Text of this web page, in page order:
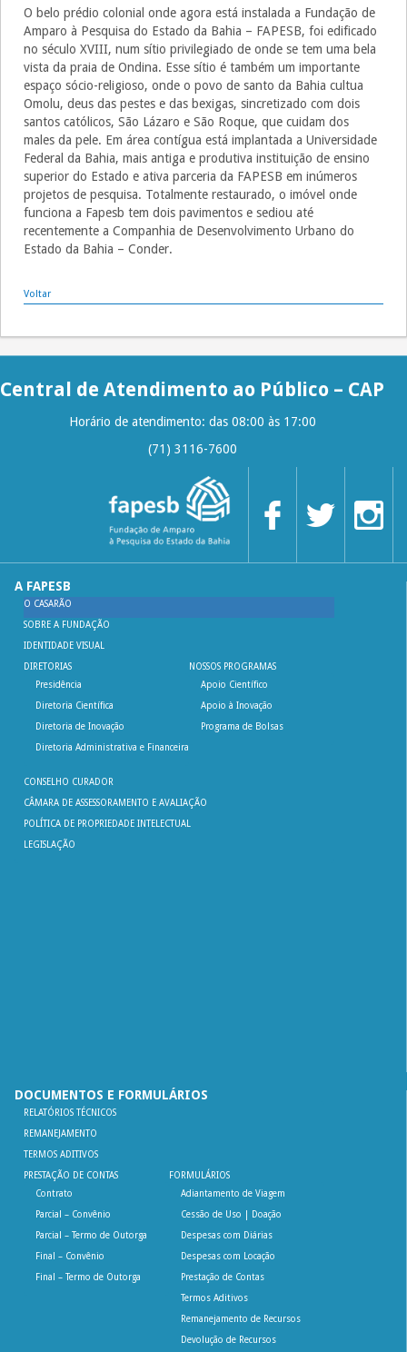
O belo prédio colonial onde agora está instalada a Fundação de
Amparo à Pesquisa do Estado da Bahia – FAPESB, foi edificado
no século XVIII, num sítio privilegiado de onde se tem uma bela
vista da praia de Ondina. Esse sítio é também um importante
espaço sócio-religioso, onde o povo de santo da Bahia cultua
Omolu, deus das pestes e das bexigas, sincretizado com dois
santos católicos, São Lázaro e São Roque, que cuidam dos
males da pele. Em área contígua está implantada a Universidade
Federal da Bahia, mais antiga e produtiva instituição de ensino
superior do Estado e ativa parceria da FAPESB em inúmeros
projetos de pesquisa. Totalmente restaurado, o imóvel onde
funciona a Fapesb tem dois pavimentos e sediou até
recentemente a Companhia de Desenvolvimento Urbano do
Estado da Bahia – Conder.
Voltar
Central de Atendimento ao Público – CAP
Horário de atendimento: das 08:00 às 17:00
(71) 3116-7600
A FAPESB
O CASARÃO
SOBRE A FUNDAÇÃO
IDENTIDADE VISUAL
DIRETORIAS
Presidência
Diretoria Científica
Diretoria de Inovação
Diretoria Administrativa e Financeira
NOSSOS PROGRAMAS
Apoio Científico
Apoio à Inovação
Programa de Bolsas
CONSELHO CURADOR
CÂMARA DE ASSESSORAMENTO E AVALIAÇÃO
POLÍTICA DE PROPRIEDADE INTELECTUAL
LEGISLAÇÃO
DOCUMENTOS E FORMULÁRIOS
RELATÓRIOS TÉCNICOS
REMANEJAMENTO
TERMOS ADITIVOS
PRESTAÇÃO DE CONTAS
Contrato
Parcial – Convênio
Parcial – Termo de Outorga
Final – Convênio
Final – Termo de Outorga
FORMULÁRIOS
Adiantamento de Viagem
Cessão de Uso | Doação
Despesas com Diárias
Despesas com Locação
Prestação de Contas
Termos Aditivos
Remanejamento de Recursos
Devolução de Recursos